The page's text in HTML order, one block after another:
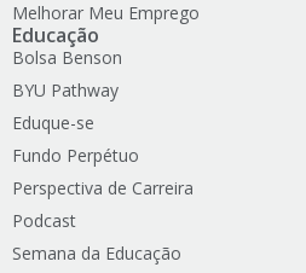
Melhorar Meu Emprego
Educação
Bolsa Benson
BYU Pathway
Eduque-se
Fundo Perpétuo
Perspectiva de Carreira
Podcast
Semana da Educação